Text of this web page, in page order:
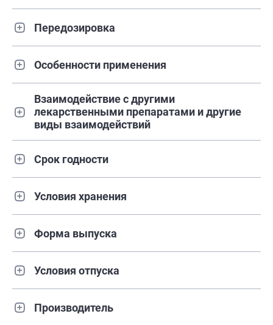
Передозировка
Особенности применения
Взаимодействие с другими
лекарственными препаратами и другие
виды взаимодействий
Срок годности
Условия хранения
Форма выпуска
Условия отпуска
Производитель